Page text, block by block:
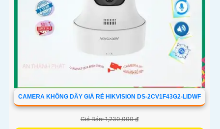
CAMERA KHÔNG DÂY GIÁ RẺ HIKVISION DS-2CV1F43G2-LIDWF
Giá Bán: 1,230,000 ₫